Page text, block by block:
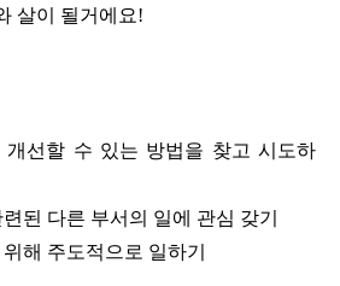
살이 될거에요!
개선할 수 있는 방법을 찾고 시도하
된 다른 부서의 일에 관심 갖기
해 주도적으로 일하기